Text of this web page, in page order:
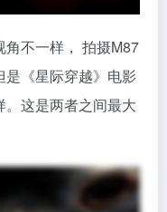
不一样， 拍摄M87
《星际穿越》电影
这是两者之间最大